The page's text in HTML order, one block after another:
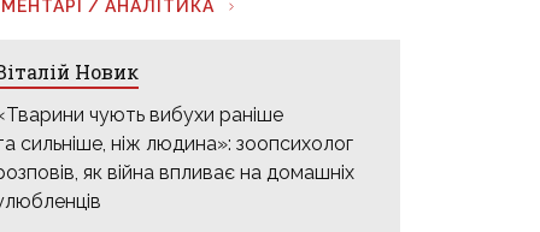
/ АНАЛІТИКА
Новик
чують вибухи раніше
сильніше, ніж людина»: зоопсихолог
як війна впливає на домашніх